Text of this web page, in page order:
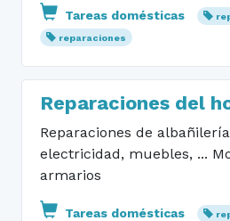
Tareas domésticas
reparaciones
Reparaciones del
Reparaciones de
electricidad, muebles, ...
armarios
Tareas domésticas